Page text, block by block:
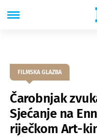
FILMSKA GLAZBA
Čarobnjak
Sjećanje na
riječkom Art-